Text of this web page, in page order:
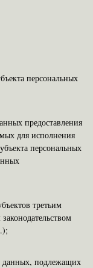
персональных
предоставления
для исполнения
персональных
третьим
данных, подлежащих